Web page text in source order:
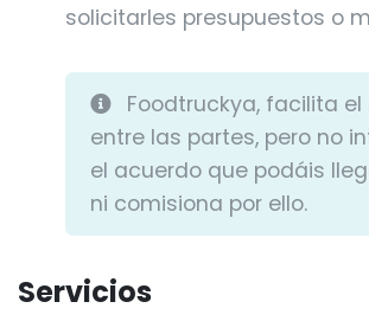
solicitarles presupuestos o
Foodtruckya, facilita
entre las partes, pero no
el acuerdo que podáis
ni comisiona por ello.
Servicios